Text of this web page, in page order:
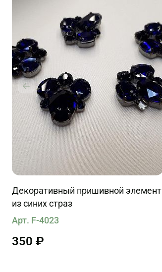
Декоративный пришивной элемент
из синих страз
Арт. F-4023
350 ₽